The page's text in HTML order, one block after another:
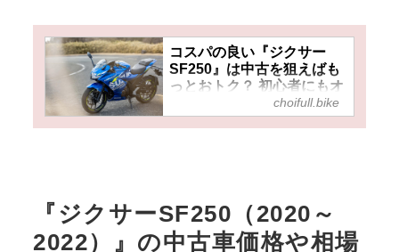
コスパの良い『ジクサー
SF250』は中古を狙えばも
っとおトク？ 初心者にもオ
ススメなライトウェイトフ
ルカウルスポーツ！【人気
フルカウルモデル『ジクサー
SF250』。新車でもコストパフ
ォーマンスに優れたモデルだけ
choifull.bike
『ジクサーSF250（2020～
2022）』の中古車価格や相場